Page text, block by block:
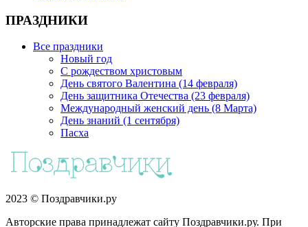
ПРАЗДНИКИ
Все праздники
Новый год
С рождеством христовым
День святого Валентина (14 февраля)
День защитника Отечества (23 февраля)
Международный женский день (8 Марта)
День знаний (1 сентября)
Пасха
2023 © Поздравчики.ру
Авторские права принадлежат сайту Поздравчики.ру. При